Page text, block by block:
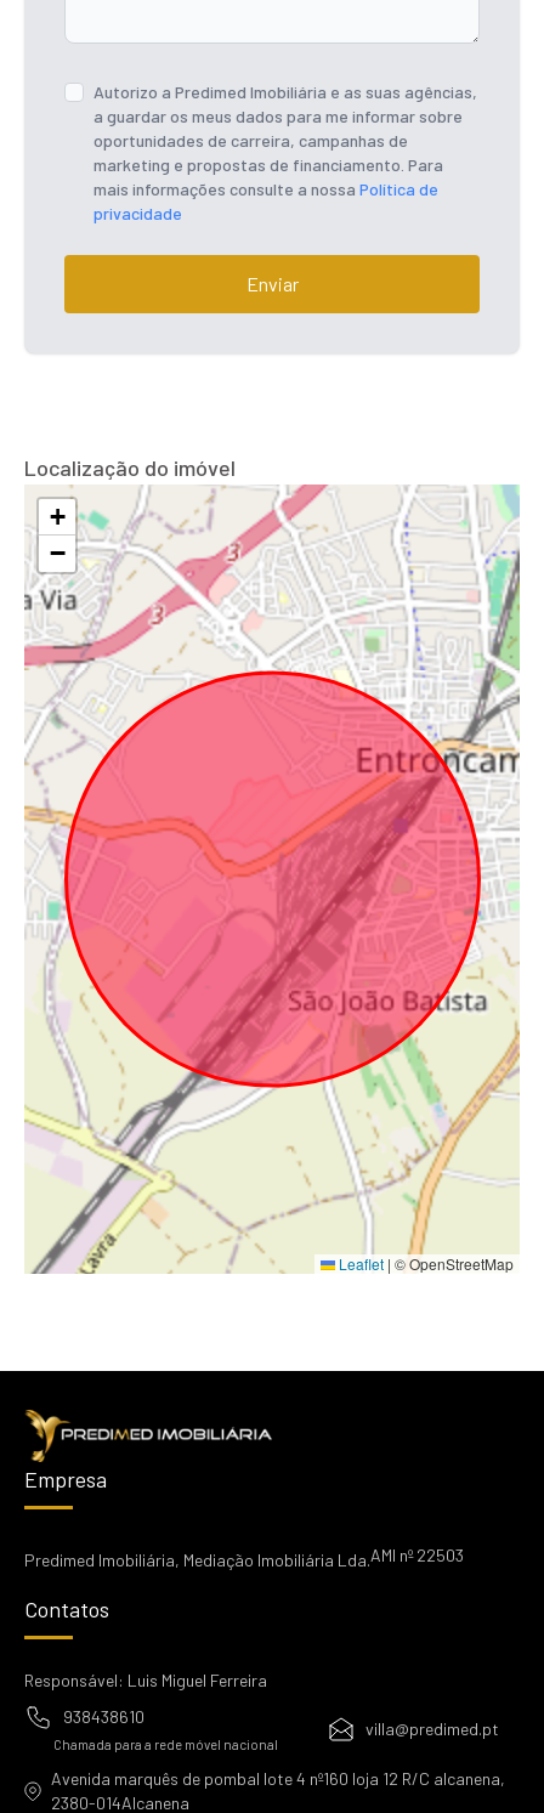
Autorizo a Predimed Imobiliária e as suas agências,
a guardar os meus dados para me informar sobre
oportunidades de carreira, campanhas de
marketing e propostas de financiamento. Para
mais informações consulte a nossa Política de
privacidade
Enviar
Localização do imóvel
+
−
Leaflet | © OpenStreetMap
Empresa
Predimed Imobiliária, Mediação Imobiliária Lda.AMI nº 22503
Contatos
Responsável: Luis Miguel Ferreira
938438610
Chamada para a rede móvel nacional
villa@predimed.pt
Avenida marquês de pombal lote 4 nº160 loja 12 R/C alcanena,
2380-014Alcanena